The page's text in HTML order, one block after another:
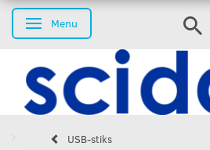
Skifte navigation
Menu
USB-stiks